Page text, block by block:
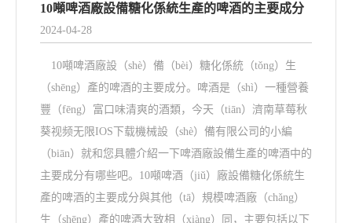
10噸啤酒廠設備糖化係統生產的啤酒的主要成分
2024-04-28
10噸啤酒廠設（shè）備（bèi）糖化係統（tǒng）生
（shēng）產的啤酒的主要成分。啤酒是（shì）一種營養
豐（fēng）富口味清爽的酒類，今天（tiān）濟南草莓秋
葵视频无限IOS下载機械設（shè）備有限公司的小編
（biān）就和您具體介紹一下啤酒廠設備生產的啤酒中的
主要成分有哪些吧。10噸啤酒（jiǔ）廠設備糖化係統生
產的啤酒的主要成分與其他（tā）規模啤酒廠（chǎng）
生（shēng）產的啤酒大致相（xiàng）同，主要包括以下